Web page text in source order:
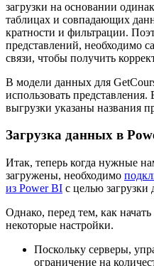
загрузки на основании
таблицах и совпадающих
кратности и фильтрации.
представлений, необходимо
связи, чтобы получить
В модели данных для
использовать представления.
выгрузки указаны названия
Загрузка данных в
Итак, теперь когда нужные
загружены, необходимо
из Power BI с целью загрузки
Однако, перед тем, как
некоторые настройки.
Поскольку серверы,
ограничение на